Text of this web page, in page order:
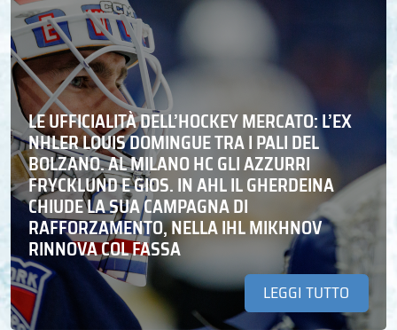
LE UFFICIALITÀ DELL’HOCKEY MERCATO: L’EX
NHLER LOUIS DOMINGUE TRA I PALI DEL
BOLZANO. AL MILANO HC GLI AZZURRI
FRYCKLUND E GIOS. IN AHL IL GHERDEINA
CHIUDE LA SUA CAMPAGNA DI
RAFFORZAMENTO, NELLA IHL MIKHNOV
RINNOVA COL FASSA
LEGGI TUTTO